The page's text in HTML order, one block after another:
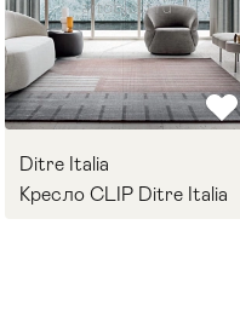
Ditre Italia
Кресло CLIP Ditre Italia